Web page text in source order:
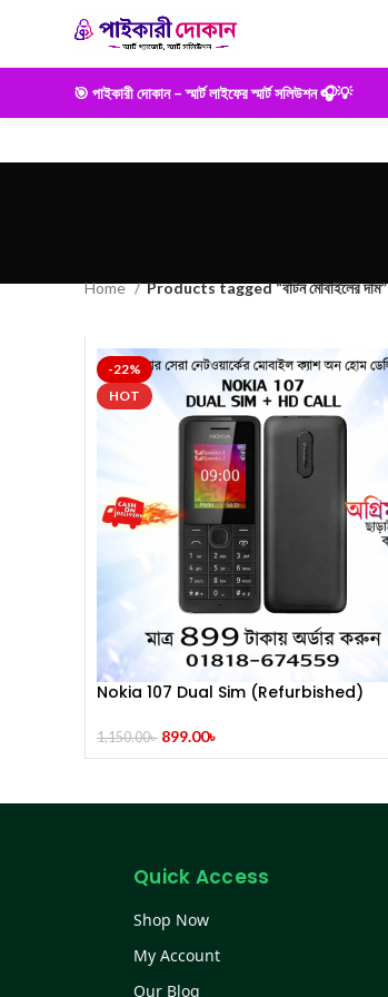
🎯 পাইকারী দোকান – স্মার্ট লাইফের স্মার্ট সলিউশন 🎧💡
Home
Products tagged “বাটন মোবাইলের দাম”
-22%
HOT
Nokia 107 Dual Sim (Refurbished)
1,150.00৳ 899.00৳
Quick Access
Shop Now
My Account
Our Blog